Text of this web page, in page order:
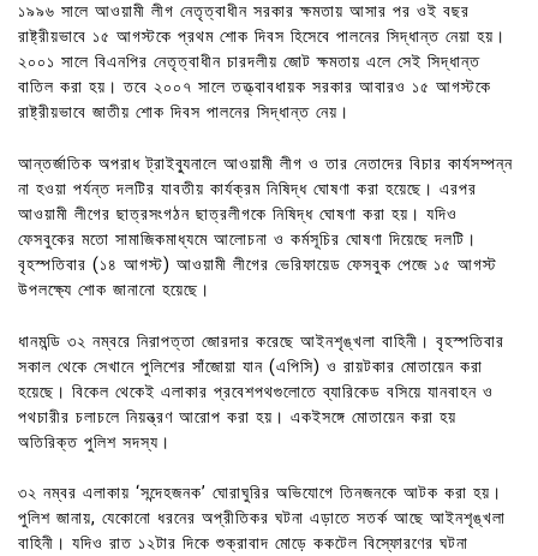
১৯৯৬ সালে আওয়ামী লীগ নেতৃত্বাধীন সরকার ক্ষমতায় আসার পর ওই বছর
রাষ্ট্রীয়ভাবে ১৫ আগস্টকে প্রথম শোক দিবস হিসেবে পালনের সিদ্ধান্ত নেয়া হয়।
২০০১ সালে বিএনপির নেতৃত্বাধীন চারদলীয় জোট ক্ষমতায় এলে সেই সিদ্ধান্ত
বাতিল করা হয়। তবে ২০০৭ সালে তত্ত্বাবধায়ক সরকার আবারও ১৫ আগস্টকে
রাষ্ট্রীয়ভাবে জাতীয় শোক দিবস পালনের সিদ্ধান্ত নেয়।
আন্তর্জাতিক অপরাধ ট্রাইব্যুনালে আওয়ামী লীগ ও তার নেতাদের বিচার কার্যসম্পন্ন
না হওয়া পর্যন্ত দলটির যাবতীয় কার্যক্রম নিষিদ্ধ ঘোষণা করা হয়েছে। এরপর
আওয়ামী লীগের ছাত্রসংগঠন ছাত্রলীগকে নিষিদ্ধ ঘোষণা করা হয়। যদিও
ফেসবুকের মতো সামাজিকমাধ্যমে আলোচনা ও কর্মসূচির ঘোষণা দিয়েছে দলটি।
বৃহস্পতিবার (১৪ আগস্ট) আওয়ামী লীগের ভেরিফায়েড ফেসবুক পেজে ১৫ আগস্ট
উপলক্ষ্যে শোক জানানো হয়েছে।
ধানমন্ডি ৩২ নম্বরে নিরাপত্তা জোরদার করেছে আইনশৃঙ্খলা বাহিনী। বৃহস্পতিবার
সকাল থেকে সেখানে পুলিশের সাঁজোয়া যান (এপিসি) ও রায়টকার মোতায়েন করা
হয়েছে। বিকেল থেকেই এলাকার প্রবেশপথগুলোতে ব্যারিকেড বসিয়ে যানবাহন ও
পথচারীর চলাচলে নিয়ন্ত্রণ আরোপ করা হয়। একইসঙ্গে মোতায়েন করা হয়
অতিরিক্ত পুলিশ সদস্য।
৩২ নম্বর এলাকায় ‘সন্দেহজনক’ ঘোরাঘুরির অভিযোগে তিনজনকে আটক করা হয়।
পুলিশ জানায়, যেকোনো ধরনের অপ্রীতিকর ঘটনা এড়াতে সতর্ক আছে আইনশৃঙ্খলা
বাহিনী। যদিও রাত ১২টার দিকে শুক্রাবাদ মোড়ে ককটেল বিস্ফোরণের ঘটনা